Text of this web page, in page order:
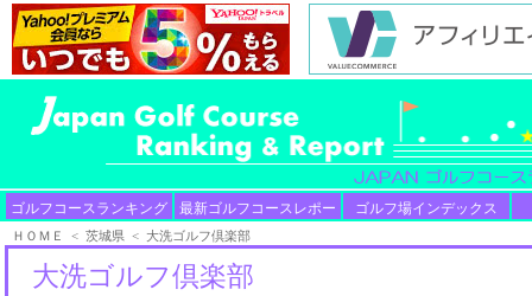
ゴルフコースランキング
最新ゴルフコースレポー
ゴルフ場インデックス
ＨＯＭＥ < 茨城県 < 大洗ゴルフ倶楽部
大洗ゴルフ倶楽部